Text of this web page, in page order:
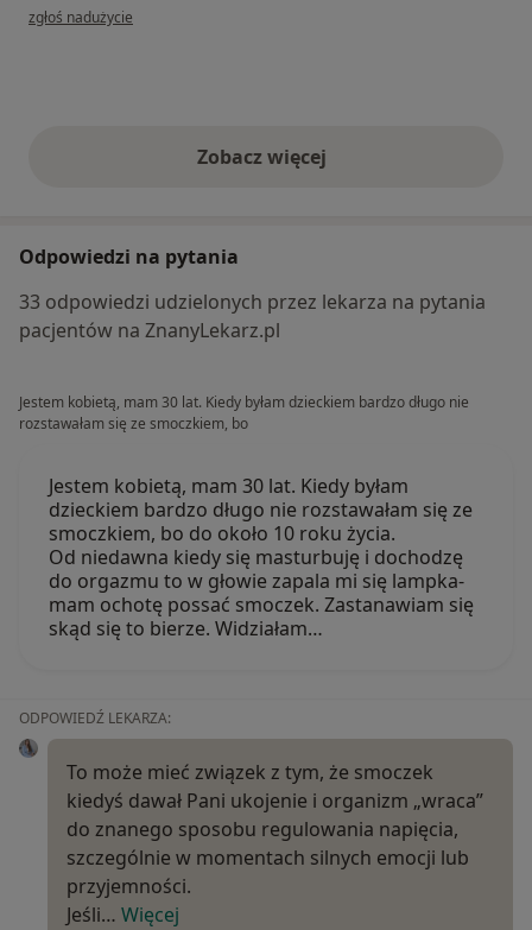
w opinii użytkownika Jhostin Rzeski
zgłoś nadużycie
Zobacz więcejopinie powyżej
Odpowiedzi na pytania
33 odpowiedzi udzielonych przez lekarza na pytania
pacjentów na ZnanyLekarz.pl
Jestem kobietą, mam 30 lat. Kiedy byłam dzieckiem bardzo długo nie
rozstawałam się ze smoczkiem, bo
Jestem kobietą, mam 30 lat. Kiedy byłam
dzieckiem bardzo długo nie rozstawałam się ze
smoczkiem, bo do około 10 roku życia.
Od niedawna kiedy się masturbuję i dochodzę
do orgazmu to w głowie zapala mi się lampka-
mam ochotę possać smoczek. Zastanawiam się
skąd się to bierze. Widziałam…
ODPOWIEDŹ LEKARZA:
To może mieć związek z tym, że smoczek
kiedyś dawał Pani ukojenie i organizm „wraca”
do znanego sposobu regulowania napięcia,
szczególnie w momentach silnych emocji lub
przyjemności.
Jeśli… Więcej